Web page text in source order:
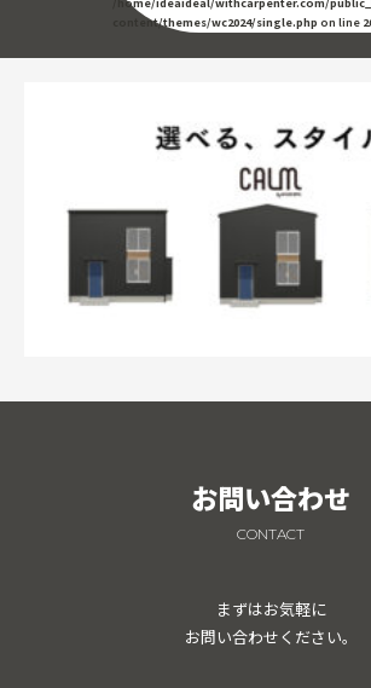
content/themes/wc2024/single.php on line
お問い合わせ
CONTACT
まずはお気軽に
お問い合わせください。